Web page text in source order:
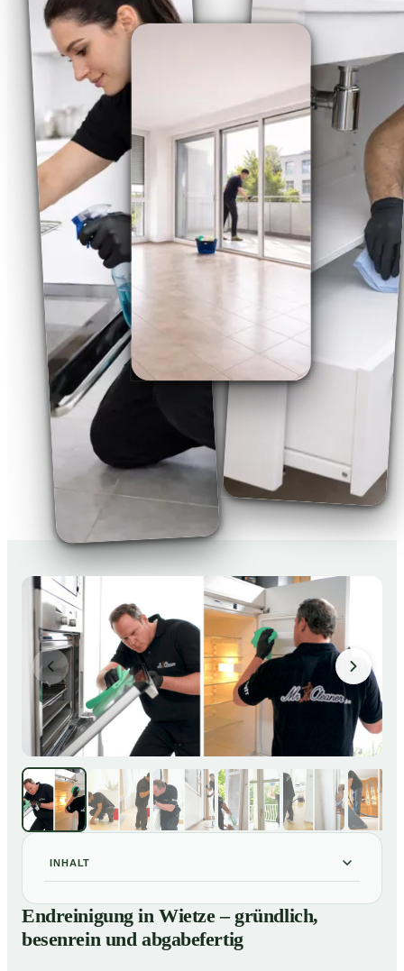
INHALT
01 Endreinigung in Wietze – gründlich, besenrein und
abgabefertig
Unsere Leistungen im Überblick
Endreinigung in Wietze – gründlich,
besenrein und abgabefertig